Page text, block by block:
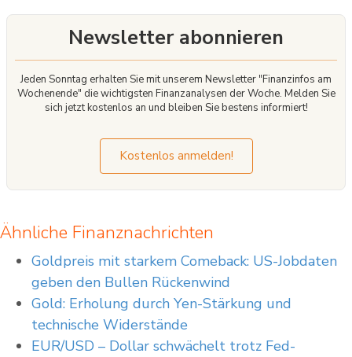
Newsletter abonnieren
Jeden Sonntag erhalten Sie mit unserem Newsletter "Finanzinfos am
Wochenende" die wichtigsten Finanzanalysen der Woche. Melden Sie
sich jetzt kostenlos an und bleiben Sie bestens informiert!
Kostenlos anmelden!
Ähnliche Finanznachrichten
Goldpreis mit starkem Comeback: US-Jobdaten
geben den Bullen Rückenwind
Gold: Erholung durch Yen-Stärkung und
technische Widerstände
EUR/USD – Dollar schwächelt trotz Fed-